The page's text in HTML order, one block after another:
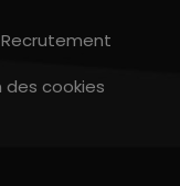
Recrutement
des cookies